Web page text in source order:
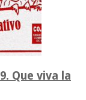
Que viva la